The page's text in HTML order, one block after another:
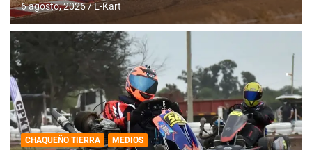
6 agosto, 2026 E-Kart
CHAQUEÑO TIERRA MEDIOS